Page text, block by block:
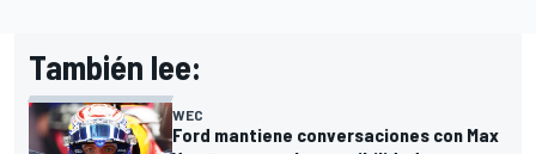
También lee:
WEC
Ford mantiene conversaciones con Max